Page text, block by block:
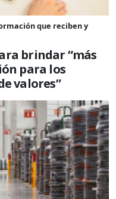
que reciben y
brindar “más
para los
valores”